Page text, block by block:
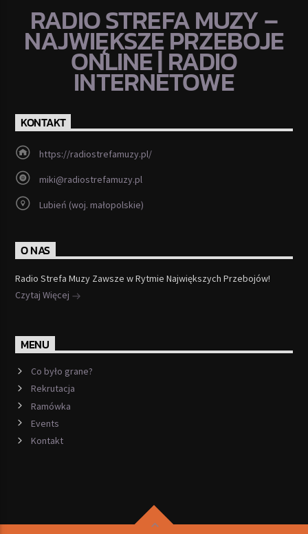
RADIO STREFA MUZY –
NAJWIĘKSZE PRZEBOJE
ONLINE | RADIO
INTERNETOWE
KONTAKT
https://radiostrefamuzy.pl/
miki@radiostrefamuzy.pl
Lubień (woj. małopolskie)
O NAS
Radio Strefa Muzy Zawsze w Rytmie Największych Przebojów!
Czytaj Więcej
MENU
Co było grane?
Rekrutacja
Ramówka
Events
Kontakt